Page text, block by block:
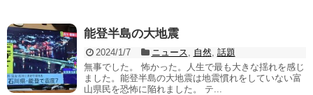
能登半島の大地震
2024/1/7 ニュース 自然, 話題
無事でした。 怖かった。人生で最も大きな揺れを感じ
ました。能登半島の大地震は地震慣れをしていない富
山県民を恐怖に陥れました。 テ...